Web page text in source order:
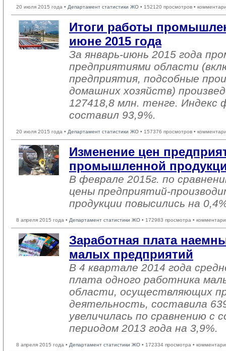
20 июля 2015 года • Департамент статистики ЖО • 152120 просмотров •
Итоги работы
июне 2015 года
За январь-июнь 2015 года
предприятиями области
предприятия, подсобные
домашних хозяйств)
127418,8 млн. тенге. Индекс
составил 93,9%.
20 июля 2015 года • Департамент статистики ЖО • 157376 просмотров •
Изменение цен
промышленной
В феврале 2015г. по
цены предприятий-
продукции повысились на
8 апреля 2015 года • Департамент статистики ЖО • 172983 просмотра •
Заработная плата
малых предприятий
В 4 квартале 2014 года
плата одного работника
области, осуществляющих
деятельность, составила
увеличилась по сравнению
периодом 2013 года на 3,9%.
8 апреля 2015 года • Департамент статистики ЖО • 172334 просмотра •